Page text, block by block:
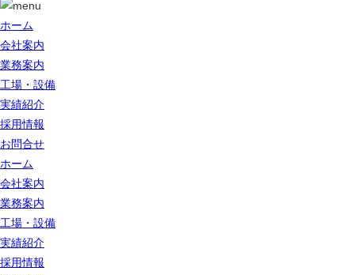
ホーム
会社案内
業務案内
工場・設備
実績紹介
採用情報
お問合せ
ホーム
会社案内
業務案内
工場・設備
実績紹介
採用情報